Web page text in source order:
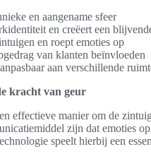
en aangename sfeer
en creëert een
en roept emoties op
van klanten beïnvloeden
aan verschillende
kracht van geur
effectieve manier om de
zijn dat emoties
speelt hierbij een